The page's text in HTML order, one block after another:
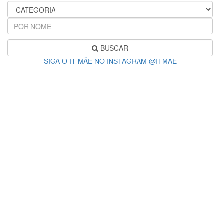
BUSCAR
SIGA O IT MÃE NO INSTAGRAM @ITMAE